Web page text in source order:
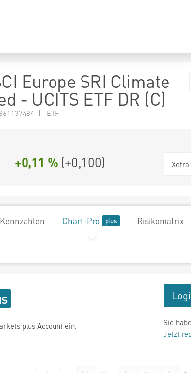
Europe SRI Climate
- UCITS ETF DR (C)
| ETF
+0,11 % (+0,100) Xetra
Chart-Pro Risikomatrix
plus Account ein.
Sie
Jetzt